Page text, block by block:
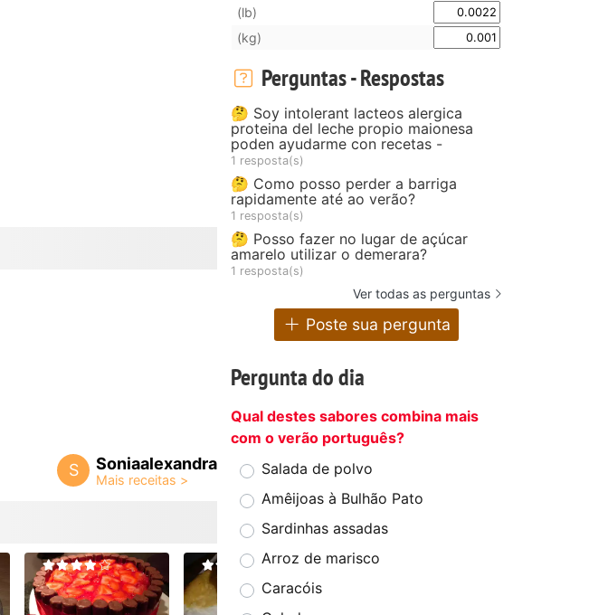
S Soniaalexandra
(lb)
(kg)
Perguntas - Respostas
🤔 Soy intolerant lacteos alergica
proteina del leche propio maionesa
poden ayudarme con recetas -
1 resposta(s)
🤔 Como posso perder a barriga
rapidamente até ao verão?
1 resposta(s)
🤔 Posso fazer no lugar de açúcar
amarelo utilizar o demerara?
1 resposta(s)
Ver todas as perguntas
Poste sua pergunta
Pergunta do dia
Qual destes sabores combina mais
com o verão português?
Salada de polvo
Amêijoas à Bulhão Pato
Sardinhas assadas
Arroz de marisco
Caracóis